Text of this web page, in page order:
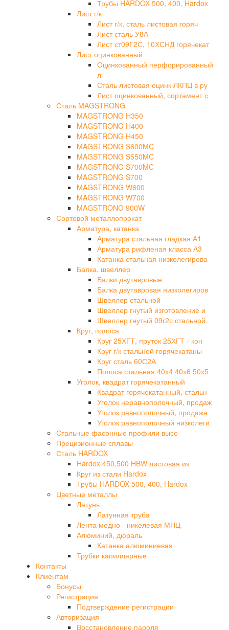
Трубы HARDOX 500, 400, Hardox
Лист г/к
Лист г/к, сталь листовая горяч
Лист сталь У8А
Лист ст09Г2С, 10ХСНД горячекат
Лист оцинкованный
Оцинкованный перфорированный
л
Сталь листовая оцинк ЛКПЦ в ру
Лист оцинкованный, сортамент с
Сталь MAGSTRONG
MAGSTRONG H350
MAGSTRONG H400
MAGSTRONG H450
MAGSTRONG S600MC
MAGSTRONG S550MC
MAGSTRONG S700MC
MAGSTRONG S700
MAGSTRONG W600
MAGSTRONG W700
MAGSTRONG 900W
Сортовой металлопрокат
Арматура, катанка
Арматура стальная гладкая А1
Арматура рифленая класса А3
Катанка стальная низколегирова
Балка, швеллер
Балки двутавровые
Балка двутавровая низколегиров
Швеллер стальной
Швеллер гнутый изготовление и
Швеллер гнутый 09г2с стальной
Круг, полоса
Круг 25ХГТ, пруток 25ХГТ - кон
Круг г/к стальной горячекатаны
Круг сталь 60С2А
Полоса стальная 40х4 40х6 50х5
Уголок, квадрат горячекатанный
Квадрат горячекатанный, стальн
Уголок неравнополочный, продаж
Уголок равнополочный, продажа
Уголок равнополочный низколеги
Стальные фасонные профили высо
Прецизионные сплавы
Сталь HARDOX
Hardox 450,500 HBW листовая из
Круг из стали Hardox
Трубы HARDOX 500, 400, Hardox
Цветные металлы
Латунь
Латунная труба
Лента медно - никелевая МНЦ
Алюминий, дюраль
Катанка алюминиевая
Трубки капиллярные
Контакты
Клиентам
Бонусы
Регистрация
Подтверждение регистрации
Авторизация
Восстановление пароля